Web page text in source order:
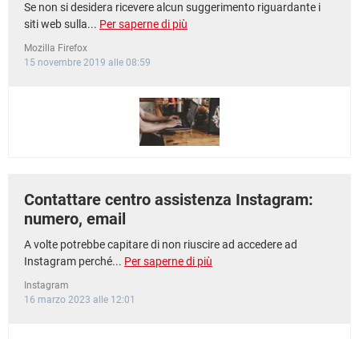
Se non si desidera ricevere alcun suggerimento riguardante i
siti web sulla... Per saperne di più
Mozilla Firefox
15 novembre 2019 alle 08:59
Contattare centro assistenza Instagram:
numero, email
A volte potrebbe capitare di non riuscire ad accedere ad
Instagram perché... Per saperne di più
Instagram
16 marzo 2023 alle 12:01